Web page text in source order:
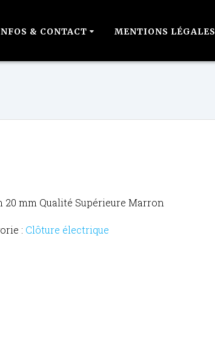
& CONTACT MENTIONS LÉGALES
20 mm Qualité Supérieure Marron
: Clôture électrique